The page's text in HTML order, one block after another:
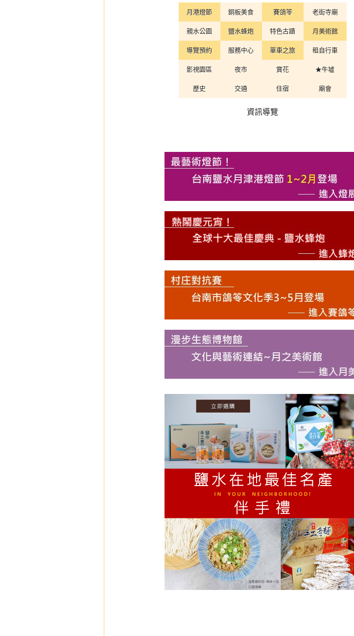
月港燈節 銅板美食 賽鴿笭 老街寺廟
親水公園 鹽水蜂炮 特色古蹟 月美術館
導覽預約 服務中心 單車之旅 租自行車
影視園區 夜市 賞花 ★牛墟
歷史 交通 住宿 廟會
資訊導覽